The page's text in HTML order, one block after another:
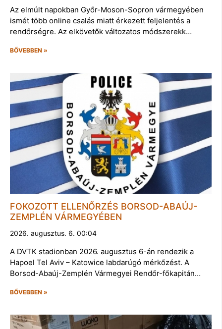
Az elmúlt napokban Győr-Moson-Sopron vármegyében
ismét több online csalás miatt érkezett feljelentés a
rendőrségre. Az elkövetők változatos módszerekk…
BŐVEBBEN »
FOKOZOTT ELLENŐRZÉS BORSOD-ABAÚJ-
ZEMPLÉN VÁRMEGYÉBEN
2026. augusztus. 6. 00:04
A DVTK stadionban 2026. augusztus 6-án rendezik a
Hapoel Tel Aviv – Katowice labdarúgó mérkőzést. A
Borsod-Abaúj-Zemplén Vármegyei Rendőr-főkapitán…
BŐVEBBEN »